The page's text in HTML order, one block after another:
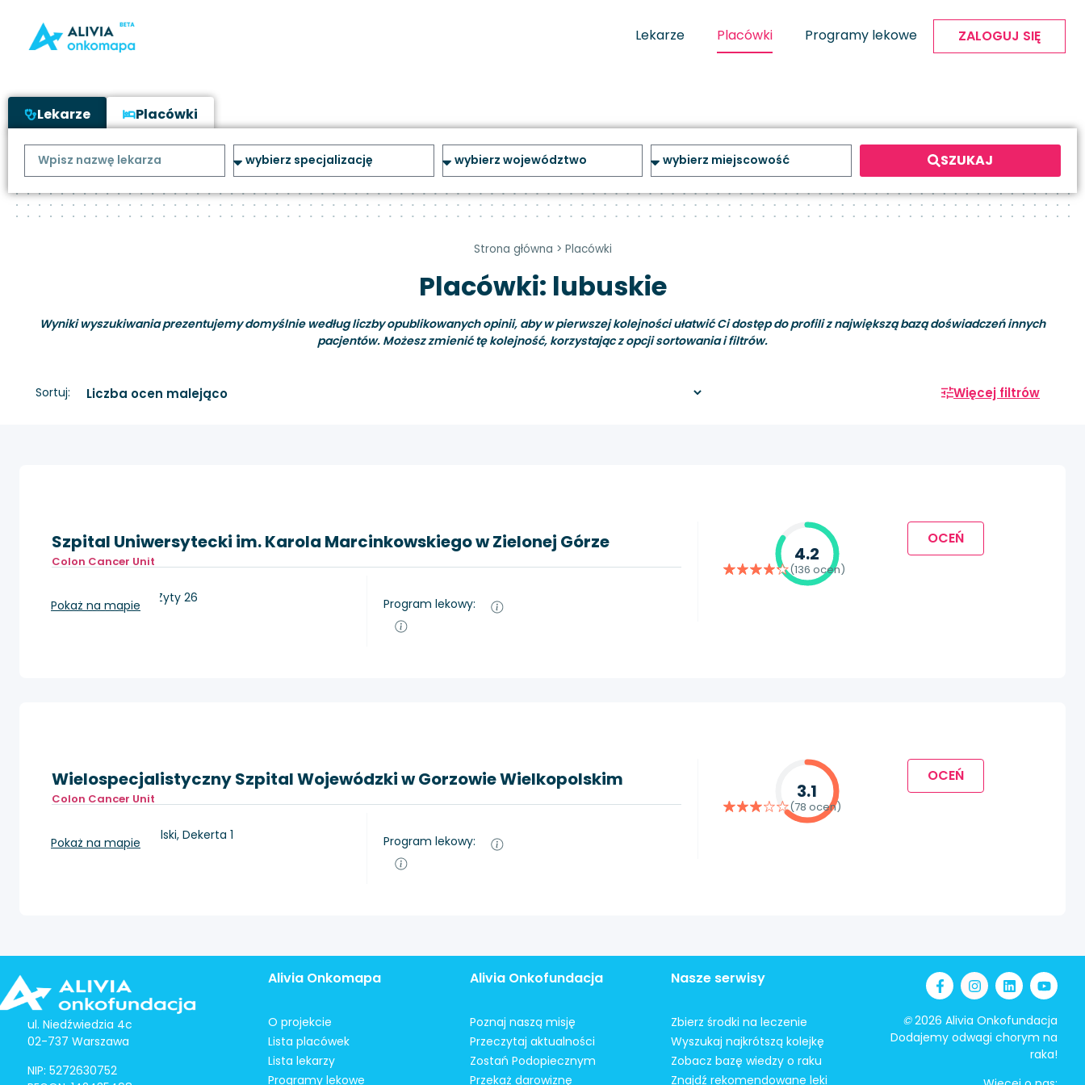
Lekarze Placówki Programy lekowe ZALOGUJ SIĘ
Lekarze Placówki
SZUKAJ
Strona główna > Placówki
Placówki: lubuskie
Wyniki wyszukiwania prezentujemy domyślnie według liczby opublikowanych opinii, aby w pierwszej kolejności ułatwić Ci dostęp do profili z największą bazą doświadczeń innych
pacjentów. Możesz zmienić tę kolejność, korzystając z opcji sortowania i filtrów.
Sortuj: Więcej filtrów
Szpital Uniwersytecki im. Karola Marcinkowskiego w Zielonej Górze
Colon Cancer Unit
Zielona Góra, ul. Zyty 26
Pokaż na mapie Program lekowy:
4.2
(136 ocen)
OCEŃ
Wielospecjalistyczny Szpital Wojewódzki w Gorzowie Wielkopolskim
Colon Cancer Unit
Gorzów Wielkopolski, Dekerta 1
Pokaż na mapie Program lekowy:
3.1
(78 ocen)
OCEŃ
ul. Niedźwiedzia 4c
02-737 Warszawa
NIP: 5272630752
Alivia Onkomapa
O projekcie
Lista placówek
Lista lekarzy
Programy lekowe
Alivia Onkofundacja
Poznaj naszą misję
Przeczytaj aktualności
Zostań Podopiecznym
Przekaż darowiznę
Nasze serwisy
Zbierz środki na leczenie
Wyszukaj najkrótszą kolejkę
Zobacz bazę wiedzy o raku
Znajdź rekomendowane leki
©2026 Alivia Onkofundacja
Dodajemy odwagi chorym na
raka!